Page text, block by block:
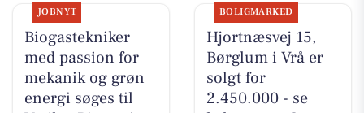
JOBNYT
Biogastekniker
med passion for
mekanik og grøn
energi søges til
BOLIGMARKED
Hjortnæsvej 15,
Børglum i Vrå er
solgt for
2.450.000 - se